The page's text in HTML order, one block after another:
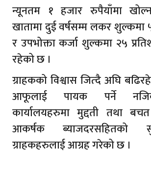
न्यूनतम १ हजार रुपैयाँमा
खातामा दुई वर्षसम्म लकर शुल्कमा
र उपभोक्ता कर्जा शुल्कमा २५
रहेको छ ।
ग्राहकको विश्वास जित्दै अघि
आफूलाई पायक पर्ने
कार्यालयहरुमा मुद्दती तथा
आकर्षक ब्याजदरसहितको
ग्राहकहरुलाई आग्रह गरेको छ ।